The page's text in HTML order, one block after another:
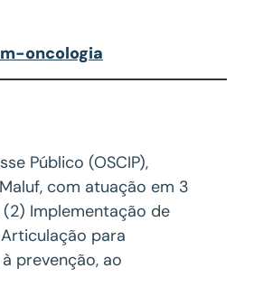
oncologia
Público (OSCIP),
com atuação em 3
Implementação de
para
prevenção, ao